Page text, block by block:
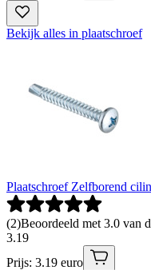
Bekijk alles in plaatschroef
Plaatschroef Zelfborend
(2)Beoordeeld met 3.0 van
3.19
Prijs: 3.19 euro